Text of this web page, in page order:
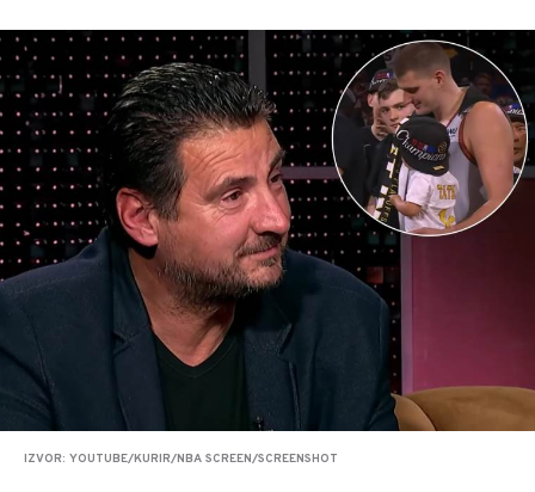
IZVOR: YOUTUBE/KURIR/NBA SCREEN/SCREENSHOT